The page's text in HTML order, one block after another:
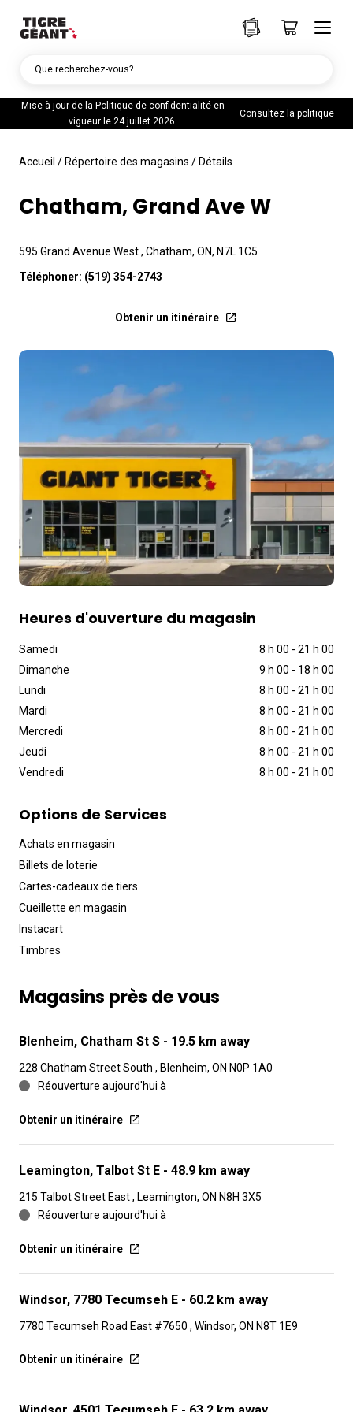
Mise à jour de la Politique de confidentialité en
vigueur le 24 juillet 2026.
Consultez la politique
Que recherchez-vous?
Accueil / Répertoire des magasins / Détails
Chatham, Grand Ave W
595 Grand Avenue West , Chatham, ON, N7L 1C5
Téléphoner: (519) 354-2743
Obtenir un itinéraire
Heures d'ouverture du magasin
Samedi 8 h 00 - 21 h 00
Dimanche
9 h 00 - 18 h 00
Lundi
8 h 00 - 21 h 00
Mardi
8 h 00 - 21 h 00
Mercredi
8 h 00 - 21 h 00
Jeudi
8 h 00 - 21 h 00
Vendredi
8 h 00 - 21 h 00
Options de Services
Achats en magasin
Billets de loterie
Cartes-cadeaux de tiers
Cueillette en magasin
Instacart
Timbres
Magasins près de vous
Blenheim, Chatham St S - 19.5 km away
228 Chatham Street South , Blenheim, ON N0P 1A0
Réouverture aujourd'hui à
Obtenir un itinéraire
Leamington, Talbot St E - 48.9 km away
215 Talbot Street East , Leamington, ON N8H 3X5
Réouverture aujourd'hui à
Obtenir un itinéraire
Windsor, 7780 Tecumseh E - 60.2 km away
7780 Tecumseh Road East #7650 , Windsor, ON N8T 1E9
Obtenir un itinéraire